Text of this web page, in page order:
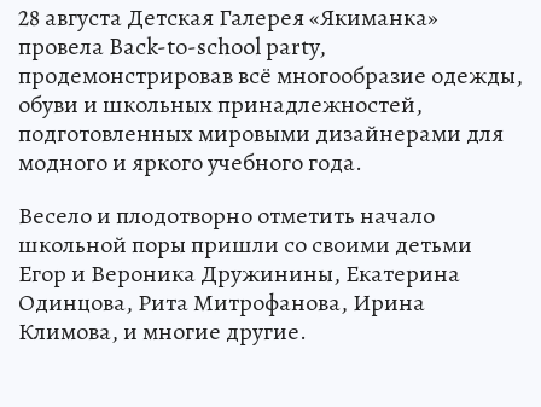
28 августа Детская Галерея «Якиманка»
провела Back-to-school party,
продемонстрировав всё многообразие одежды,
обуви и школьных принадлежностей,
подготовленных мировыми дизайнерами для
модного и яркого учебного года.
Весело и плодотворно отметить начало
школьной поры пришли со своими детьми
Егор и Вероника Дружинины, Екатерина
Одинцова, Рита Митрофанова, Ирина
Климова, и многие другие.